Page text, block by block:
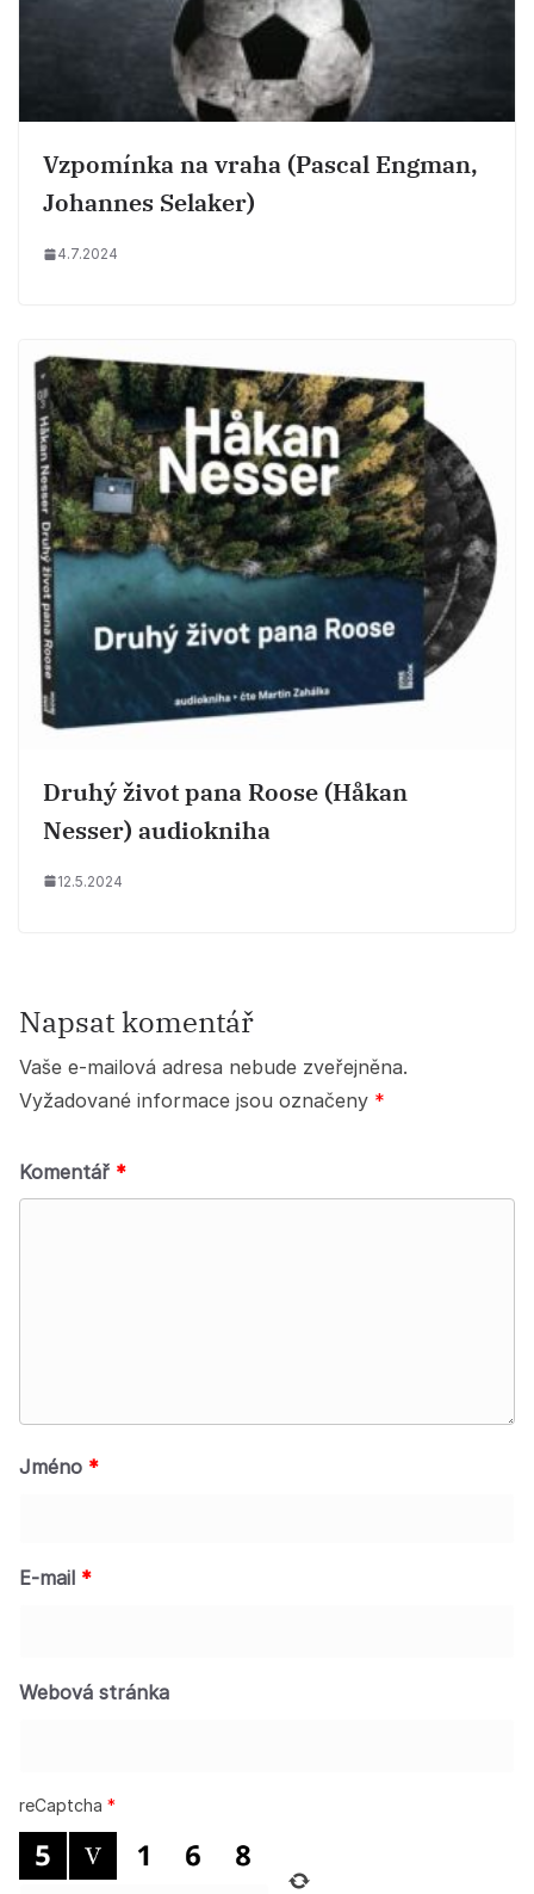
Vzpomínka na vraha (Pascal Engman,
Johannes Selaker)
4.7.2024
Druhý život pana Roose (Håkan
Nesser) audiokniha
12.5.2024
Napsat komentář
Vaše e-mailová adresa nebude zveřejněna.
Vyžadované informace jsou označeny *
Komentář *
Jméno *
E-mail *
Webová stránka
reCaptcha *